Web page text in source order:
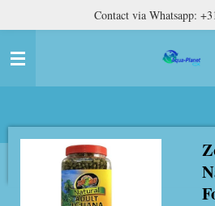
naar
hoofdinhoud
Contact via Whatsapp: